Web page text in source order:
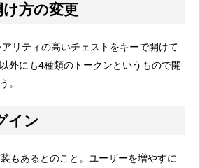
方の変更
リティの高いチェストをキーで開けて
外にも4種類のトークンというもので開
。
イン
もあるとのこと。ユーザーを増やすに